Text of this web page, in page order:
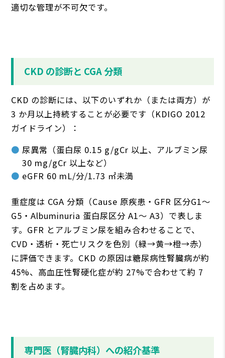
適切な管理が不可⽋です。
CKD の診断と CGA 分類
CKD の診断には、以下のいずれか（または両⽅）が
3 か⽉以上持続することが必要です（KDIGO 2012
ガイドライン）：
尿異常（蛋⽩尿 0.15 g/gCr 以上、アルブミン尿
30 mg/gCr 以上など）
eGFR 60 mL/分/1.73 ㎡未満
重症度は CGA 分類（Cause 原疾患・GFR 区分G1〜
G5・Albuminuria 蛋⽩尿区分 A1〜 A3）で表しま
す。GFR とアルブミン尿を組み合わせることで、
CVD・透析・死亡リスクを⾊別（緑→⻩→橙→⾚）
に評価できます。CKD の原因は糖尿病性腎臓病が約
45%、⾼⾎圧性腎硬化症が約 27%で合わせて約 7
割を占めます。
専⾨医（腎臓内科）への紹介基準